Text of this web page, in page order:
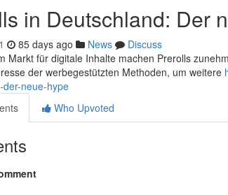
in Deutschland: Der
85 days ago News
Discuss
Markt für digitale Inhalte machen Prerolls
der werbegestützten Methoden, um weitere
neue-hype
Who Upvoted